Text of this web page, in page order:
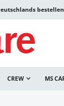
bestellen
CREW MS